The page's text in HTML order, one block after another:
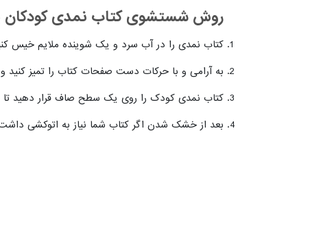
روش شستشوی کتاب نمدی کودکان
کتاب نمدی را در آب سرد و یک شوینده ملایم خیس
به آرامی و با حرکات دست صفحات کتاب را تمیز کنید
کتاب نمدی کودک را روی یک سطح صاف قرار دهید
بعد از خشک شدن اگر کتاب شما نیاز به اتوکشی